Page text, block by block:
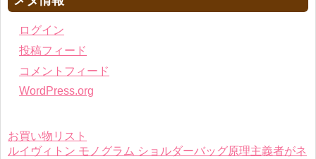
ログイン
投稿フィード
コメントフィード
WordPress.org
お買い物リスト
ルイヴィトン モノグラム ショルダーバッグ原理主義者がネ